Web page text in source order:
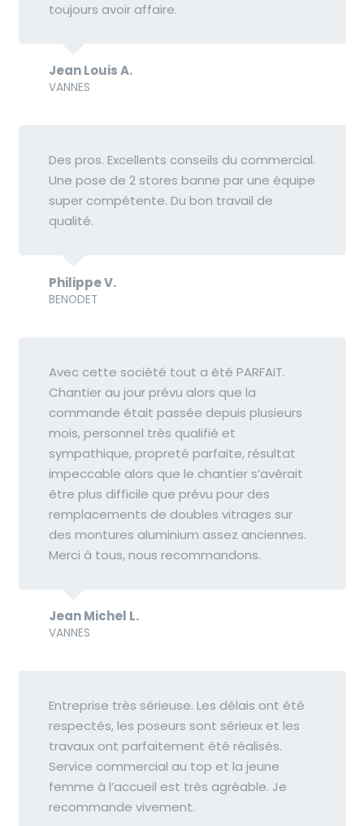
toujours avoir affaire.
Jean Louis A.
VANNES
Des pros. Excellents conseils du commercial.
Une pose de 2 stores banne par une équipe
super compétente. Du bon travail de
qualité.
Philippe V.
BENODET
Avec cette société tout a été PARFAIT.
Chantier au jour prévu alors que la
commande était passée depuis plusieurs
mois, personnel très qualifié et
sympathique, propreté parfaite, résultat
impeccable alors que le chantier s’avérait
être plus difficile que prévu pour des
remplacements de doubles vitrages sur
des montures aluminium assez anciennes.
Merci à tous, nous recommandons.
Jean Michel L.
VANNES
Entreprise très sérieuse. Les délais ont été
respectés, les poseurs sont sérieux et les
travaux ont parfaitement été réalisés.
Service commercial au top et la jeune
femme à l’accueil est très agréable. Je
recommande vivement.